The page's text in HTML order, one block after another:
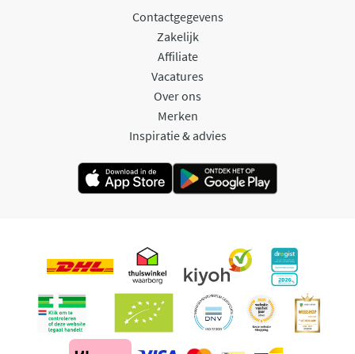
Contactgegevens
Zakelijk
Affiliate
Vacatures
Over ons
Merken
Inspiratie & advies